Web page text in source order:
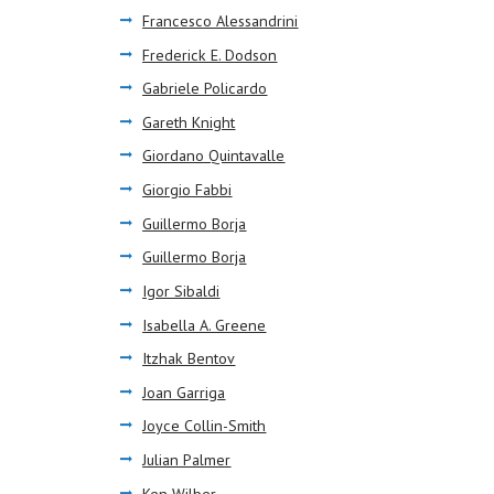
Francesco Alessandrini
Frederick E. Dodson
Gabriele Policardo
Gareth Knight
Giordano Quintavalle
Giorgio Fabbi
Guillermo Borja
Guillermo Borja
Igor Sibaldi
Isabella A. Greene
Itzhak Bentov
Joan Garriga
Joyce Collin-Smith
Julian Palmer